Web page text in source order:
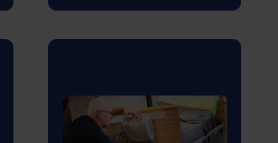
dispositifs médicaux.
performance pour
surveiller et améliorer
constamment la qualité